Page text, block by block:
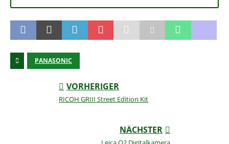
PANASONIC
VORHERIGER
RICOH GRIII Street Edition Kit
NÄCHSTER